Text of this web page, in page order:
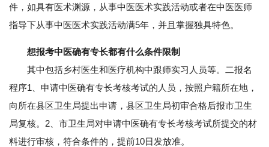
件，如具有医术渊源，从事中医医术实践活动或者在中医医师
指导下从事中医医术实践活动满5年，并且掌握独具特色。
想报考中医确有专长都有什么条件限制
其中包括乡村医生和医疗机构中跟师实习人员等。二报名
程序1、申请中医确有专长考核考试的人员，按照户籍所在地，
向所在县区卫生局提出申请，县区卫生局初审合格后报市卫生
局复核。2、市卫生局对申请中医确有专长考核考试所提交的材
料进行审核，符合条件的，提前10日发放准。